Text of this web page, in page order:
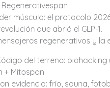
músculo: el protocolo
que abrió el GLP-1.
regenerativos y
del terreno:
+ Mitospan
evidencia: frío, sauna,